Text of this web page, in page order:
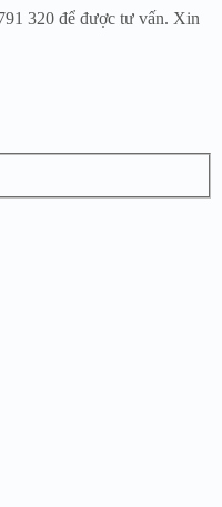
320 để được tư vấn. Xin